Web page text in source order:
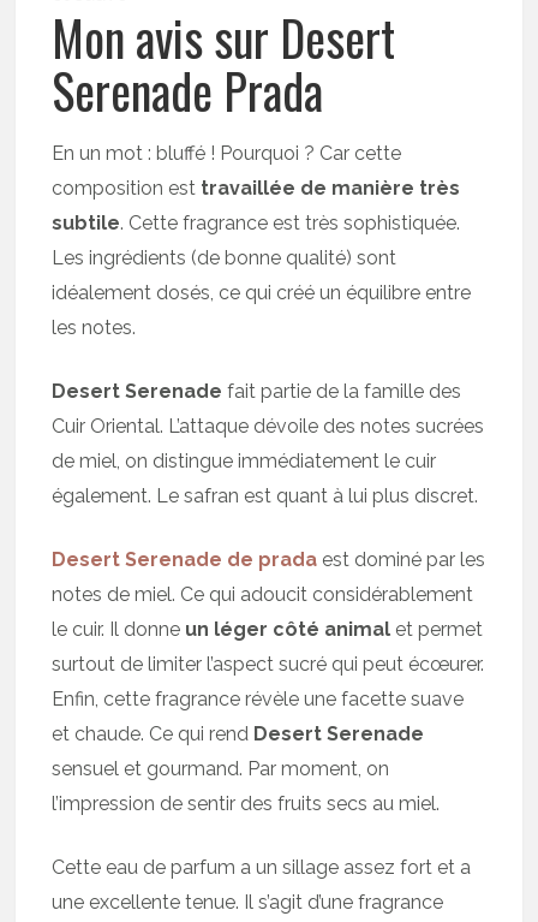
Mon avis sur Desert
Serenade Prada
En un mot : bluffé ! Pourquoi ? Car cette
composition est travaillée de manière très
subtile. Cette fragrance est très sophistiquée.
Les ingrédients (de bonne qualité) sont
idéalement dosés, ce qui créé un équilibre entre
les notes.
Desert Serenade fait partie de la famille des
Cuir Oriental. L’attaque dévoile des notes sucrées
de miel, on distingue immédiatement le cuir
également. Le safran est quant à lui plus discret.
Desert Serenade de prada est dominé par les
notes de miel. Ce qui adoucit considérablement
le cuir. Il donne un léger côté animal et permet
surtout de limiter l’aspect sucré qui peut écœurer.
Enfin, cette fragrance révèle une facette suave
et chaude. Ce qui rend Desert Serenade
sensuel et gourmand. Par moment, on
l’impression de sentir des fruits secs au miel.
Cette eau de parfum a un sillage assez fort et a
une excellente tenue. Il s’agit d’une fragrance